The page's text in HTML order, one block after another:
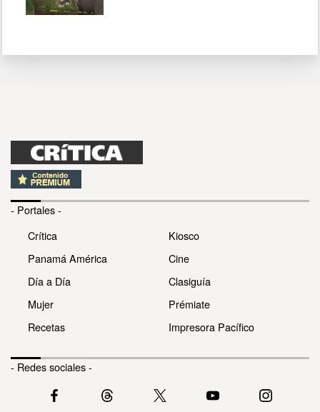
- Portales -
Crítica
Panamá América
Día a Día
Mujer
Recetas
Kiosco
Cine
Clasiguía
Prémiate
Impresora Pacífico
- Redes sociales -